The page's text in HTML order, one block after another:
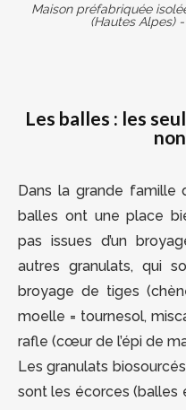
Maison préfabriquée
(Hautes Alpes)
Les balles : les
Dans la grande famille
balles ont une place
pas issues d’un
autres granulats, qui
broyage de tiges
moelle = tournesol,
rafle (cœur de l’épi de
Les granulats
sont les écorces (balles